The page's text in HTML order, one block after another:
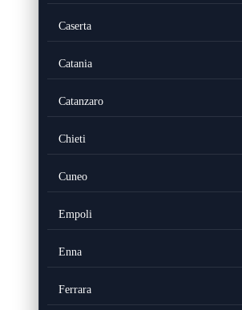
Caserta
Catania
Catanzaro
Chieti
Cuneo
Empoli
Enna
Ferrara